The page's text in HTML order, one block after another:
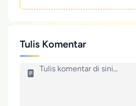
Tulis Komentar